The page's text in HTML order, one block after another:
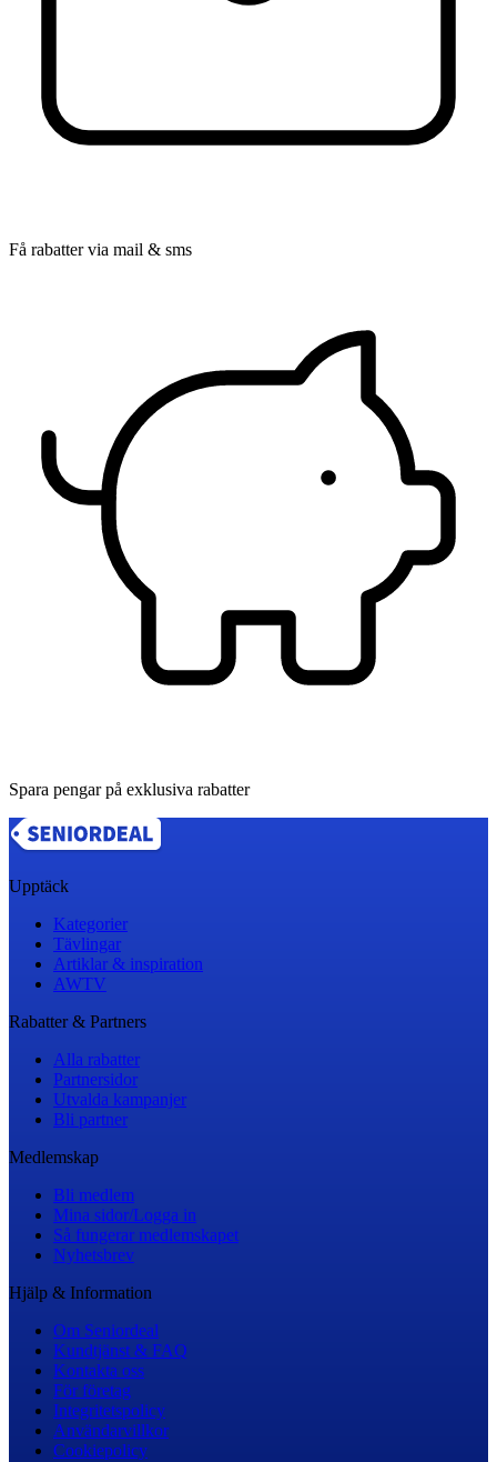
Få rabatter via mail & sms
Spara pengar på exklusiva rabatter
Upptäck
Kategorier
Tävlingar
Artiklar & inspiration
AWTV
Rabatter & Partners
Alla rabatter
Partnersidor
Utvalda kampanjer
Bli partner
Medlemskap
Bli medlem
Mina sidor/Logga in
Så fungerar medlemskapet
Nyhetsbrev
Hjälp & Information
Om Seniordeal
Kundtjänst & FAQ
Kontakta oss
För företag
Integritetspolicy
Användarvillkor
Cookiepolicy